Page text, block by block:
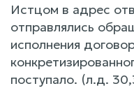
Истцом в адрес
отправлялись
исполнения
поступало. (л.д.